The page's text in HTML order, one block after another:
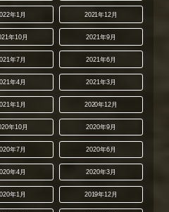
年1月 2021年12月
年10月 2021年9月
年7月 2021年6月
年4月 2021年3月
年1月 2020年12月
年10月 2020年9月
年7月 2020年6月
年4月 2020年3月
年1月 2019年12月